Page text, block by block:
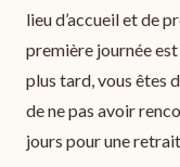
lieu d’accueil et de
première journée
plus tard, vous êtes
de ne pas avoir
jours pour une